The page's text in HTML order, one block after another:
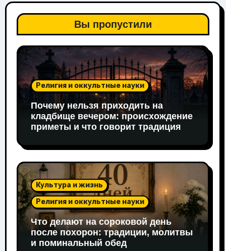
Вы пропустили
Религия и оккультные науки
Почему нельзя приходить на
кладбище вечером: происхождение
приметы и что говорит традиция
Культура и жизнь
Религия и оккультные науки
Что делают на сороковой день
после похорон: традиции, молитвы
и поминальный обед